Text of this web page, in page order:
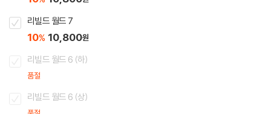
리빌드 월드 7
10% 10,800원
리빌드 월드 6 (하)
품절
리빌드 월드 6 (상)